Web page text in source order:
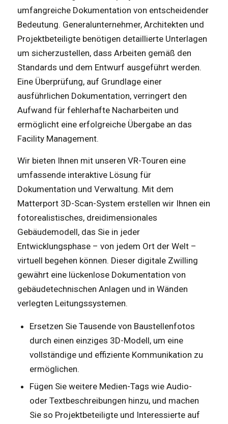
umfangreiche Dokumentation von entscheidender
Bedeutung. Generalunternehmer, Architekten und
Projektbeteiligte benötigen detaillierte Unterlagen
um sicherzustellen, dass Arbeiten gemäß den
Standards und dem Entwurf ausgeführt werden.
Eine Überprüfung, auf Grundlage einer
ausführlichen Dokumentation, verringert den
Aufwand für fehlerhafte Nacharbeiten und
ermöglicht eine erfolgreiche Übergabe an das
Facility Management.
Wir bieten Ihnen mit unseren VR-Touren eine
umfassende interaktive Lösung für
Dokumentation und Verwaltung. Mit dem
Matterport 3D-Scan-System erstellen wir Ihnen ein
fotorealistisches, dreidimensionales
Gebäudemodell, das Sie in jeder
Entwicklungsphase – von jedem Ort der Welt –
virtuell begehen können. Dieser digitale Zwilling
gewährt eine lückenlose Dokumentation von
gebäudetechnischen Anlagen und in Wänden
verlegten Leitungssystemen.
Ersetzen Sie Tausende von Baustellenfotos
durch einen einziges 3D-Modell, um eine
vollständige und effiziente Kommunikation zu
ermöglichen.
Fügen Sie weitere Medien-Tags wie Audio-
oder Textbeschreibungen hinzu, und machen
Sie so Projektbeteiligte und Interessierte auf